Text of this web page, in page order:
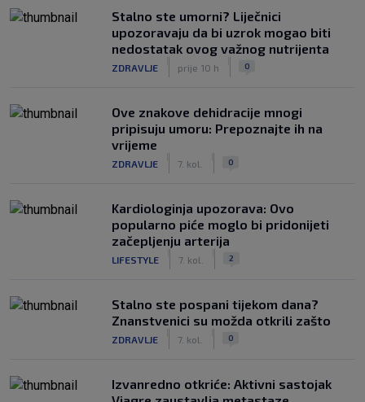
Stalno ste umorni? Liječnici
upozoravaju da bi uzrok mogao biti
nedostatak ovog važnog nutrijenta
ZDRAVLJE prije 10 h 0
Ove znakove dehidracije mnogi
pripisuju umoru: Prepoznajte ih na
vrijeme
ZDRAVLJE 7. kol. 0
Kardiologinja upozorava: Ovo
popularno piće moglo bi pridonijeti
začepljenju arterija
LIFESTYLE 7. kol. 2
Stalno ste pospani tijekom dana?
Znanstvenici su možda otkrili zašto
ZDRAVLJE 7. kol. 0
Izvanredno otkriće: Aktivni sastojak